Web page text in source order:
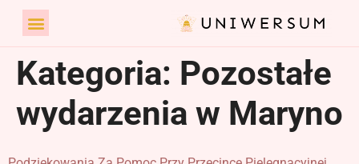
Kategoria: Pozostałe
wydarzenia w Maryno